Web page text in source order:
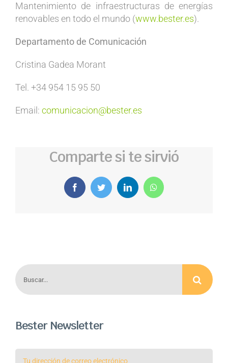
Mantenimiento de infraestructuras de energías
renovables en todo el mundo (www.bester.es).
Departamento de Comunicación
Cristina Gadea Morant
Tel. +34 954 15 95 50
Email: comunicacion@bester.es
Comparte si te sirvió
FacebookTwitter LinkedInWhatsApp
Buscar:
Bester Newsletter